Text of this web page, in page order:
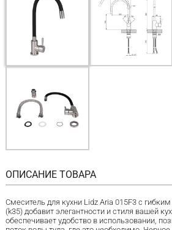
ОПИСАНИЕ ТОВАРА
Смеситель для кухни Lidz Aria 015F3 с
(k35) добавит элегантности и стиля вашей
обеспечивает удобство в использовании,